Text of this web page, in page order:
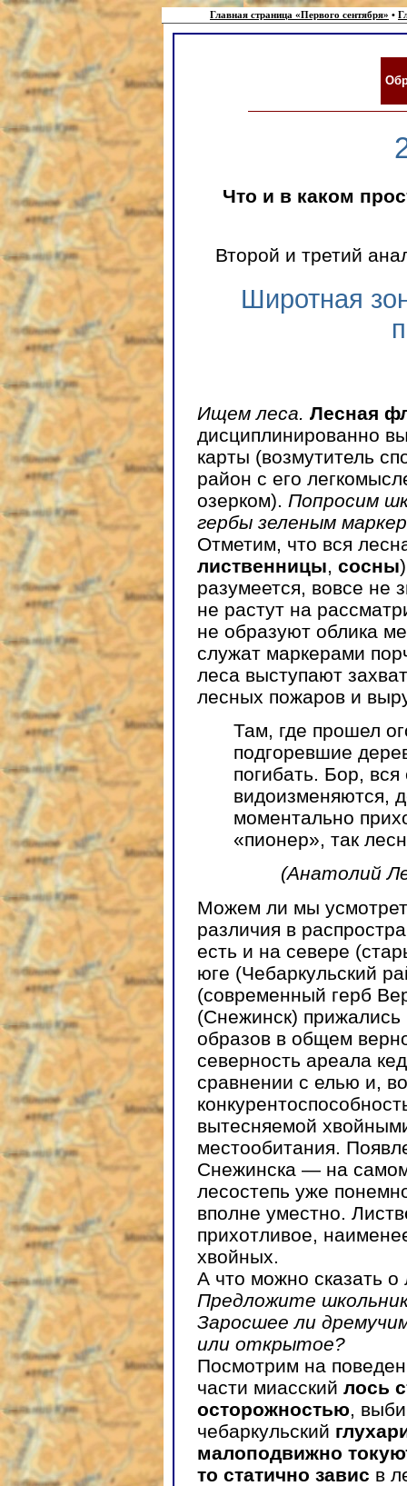
Главная страница «Первого сентября» •
Что и в каком
Второй и третий
Широтная
Ищем леса. Лесная
дисциплинированно
карты (возмутитель
район с его
озерком). Попросим
гербы зеленым
Отметим, что вся
лиственницы, сосны
разумеется, вовсе не
не растут на
не образуют облика
служат маркерами
леса выступают
лесных пожаров и
Там, где прошел
подгоревшие
погибать. Бор, вся
видоизменяются,
моментально
«пионер», так
(Анатолий
Можем ли мы
различия в
есть и на севере
юге (Чебаркульский
(современный герб
(Снежинск) прижались
образов в общем
северность ареала
сравнении с елью и,
вытесняемой
местообитания.
Снежинска — на
лесостепь уже
вполне уместно.
прихотливое,
хвойных.
А что можно сказать о
Предложите
Заросшее ли
или открытое?
Посмотрим на
части миасский лось
осторожностью,
чебаркульский
малоподвижно
то статично завис в